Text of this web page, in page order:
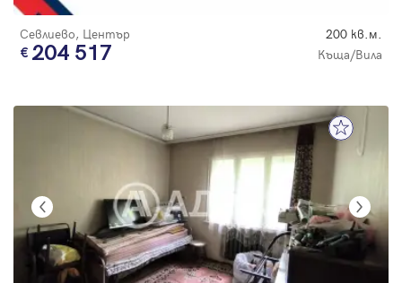
Севлиево, Център 200 кв.м.
204 517 Къща/Вила